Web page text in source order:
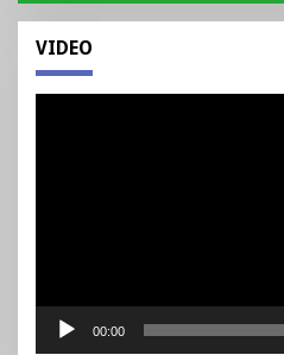
VIDEO
00:00